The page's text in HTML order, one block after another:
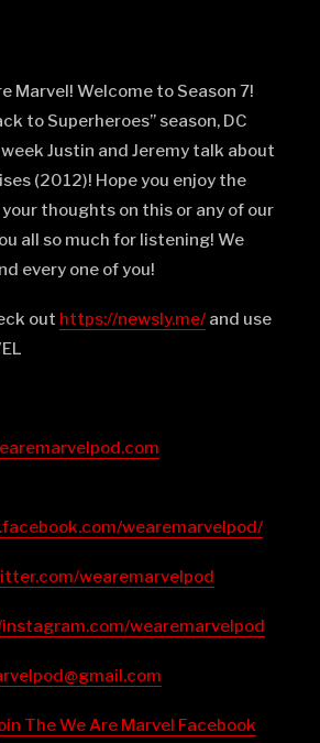
Marvel! Welcome to Season 7!
to Superheroes” season, DC
Justin and Jeremy talk about
(2012)! Hope you enjoy the
thoughts on this or any of our
all so much for listening! We
every one of you!
out ⁠⁠⁠⁠⁠⁠⁠⁠⁠⁠⁠⁠⁠⁠⁠⁠⁠⁠⁠⁠⁠⁠⁠⁠⁠⁠⁠⁠⁠⁠⁠⁠⁠⁠⁠⁠⁠⁠⁠⁠⁠⁠⁠⁠⁠⁠⁠⁠⁠⁠⁠⁠⁠⁠⁠⁠⁠⁠⁠⁠⁠⁠⁠⁠⁠⁠⁠⁠⁠⁠⁠⁠⁠https://newsly.me/⁠⁠⁠⁠⁠⁠⁠⁠⁠⁠⁠⁠⁠⁠⁠⁠⁠⁠⁠⁠⁠⁠⁠⁠⁠⁠⁠⁠⁠⁠⁠⁠⁠⁠⁠⁠⁠⁠⁠⁠⁠⁠⁠⁠⁠⁠⁠⁠⁠⁠⁠⁠⁠⁠⁠⁠⁠⁠⁠⁠⁠⁠⁠⁠⁠⁠⁠⁠⁠⁠⁠⁠⁠ and use
wearemarvelpod/⁠⁠⁠⁠⁠⁠⁠⁠⁠⁠⁠⁠⁠⁠⁠⁠⁠⁠⁠⁠⁠⁠⁠⁠⁠⁠⁠⁠⁠⁠⁠⁠⁠⁠⁠⁠⁠⁠⁠⁠⁠⁠⁠⁠⁠⁠⁠⁠⁠⁠⁠⁠⁠⁠⁠⁠⁠⁠⁠⁠⁠⁠⁠⁠⁠⁠⁠⁠⁠⁠⁠⁠⁠
wearemarvelpod⁠⁠⁠⁠⁠⁠⁠⁠⁠⁠⁠⁠⁠⁠⁠⁠⁠⁠⁠⁠⁠⁠⁠⁠⁠⁠⁠⁠⁠⁠⁠⁠⁠⁠⁠⁠⁠⁠⁠⁠⁠⁠⁠⁠⁠⁠⁠⁠⁠⁠⁠⁠⁠⁠⁠⁠⁠⁠⁠⁠⁠⁠⁠⁠⁠⁠⁠⁠⁠⁠⁠⁠⁠
wearemarvelpod⁠⁠⁠⁠⁠⁠⁠⁠⁠⁠⁠⁠⁠⁠⁠⁠⁠⁠⁠⁠⁠⁠⁠⁠⁠⁠⁠⁠⁠⁠⁠⁠⁠⁠⁠⁠⁠⁠⁠⁠⁠⁠⁠⁠⁠⁠⁠⁠⁠⁠⁠⁠⁠⁠⁠⁠⁠⁠⁠⁠⁠⁠⁠⁠⁠⁠⁠⁠⁠⁠⁠⁠⁠
The We Are Marvel Facebook